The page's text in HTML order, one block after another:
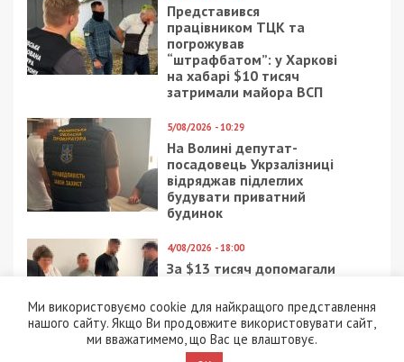
Представився
працівником ТЦК та
погрожував
“штрафбатом”: у Харкові
на хабарі $10 тисяч
затримали майора ВСП
5/08/2026 - 10:29
На Волині депутат-
посадовець Укрзалізниці
відряджав підлеглих
будувати приватний
будинок
4/08/2026 - 18:00
За $13 тисяч допомагали
служби: ДБР викрило
організовану групу
4/08/2026 - 16:30
Ми використовуємо cookie для найкращого представлення
нашого сайту. Якщо Ви продовжите використовувати сайт,
ми вважатимемо, що Вас це влаштовує.